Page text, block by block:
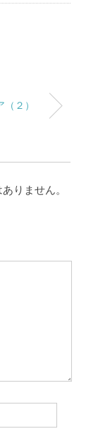
２）
りません。